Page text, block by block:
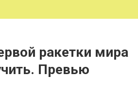
ракетки мира
Превью